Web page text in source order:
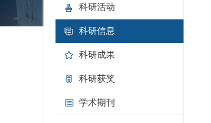
科研活动
科研信息
科研成果
科研获奖
学术期刊